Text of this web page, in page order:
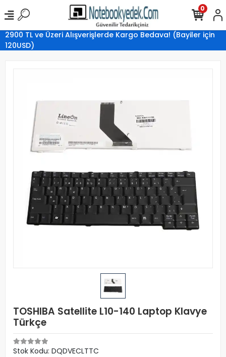
2900 TL ve Üzeri Alışverişlerde Kargo Bedava! (Bayiler için
120USD)
0
TOSHIBA Satellite L10-140 Laptop Klavye
Türkçe
Stok Kodu: DQDVECLTTC